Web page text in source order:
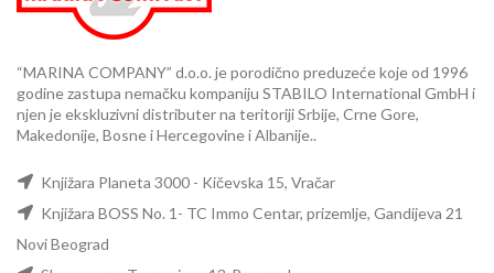
“MARINA COMPANY” d.o.o. je porodično preduzeće koje od 1996
godine zastupa nemačku kompaniju STABILO International GmbH i
njen je ekskluzivni distributer na teritoriji Srbije, Crne Gore,
Makedonije, Bosne i Hercegovine i Albanije..
Knjižara Planeta 3000 - Kičevska 15, Vračar
Knjižara BOSS No. 1- TC Immo Centar, prizemlje, Gandijeva 21
Novi Beograd